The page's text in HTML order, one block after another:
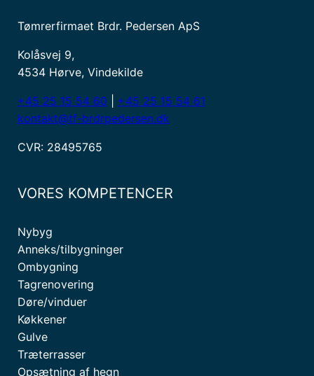
Tømrerfirmaet Brdr. Pedersen ApS
Kolåsvej 9,
4534 Hørve, Vindekilde
+45 25 15 54 60
+45 25 15 54 61
kontakt@tf-brdrpedersen.dk
CVR: 28495765
VORES KOMPETENCER
Nybyg
Anneks/tilbygninger
Ombygning
Tagrenovering
Døre/vinduer
Køkkener
Gulve
Træterrasser
Opsætning af hegn